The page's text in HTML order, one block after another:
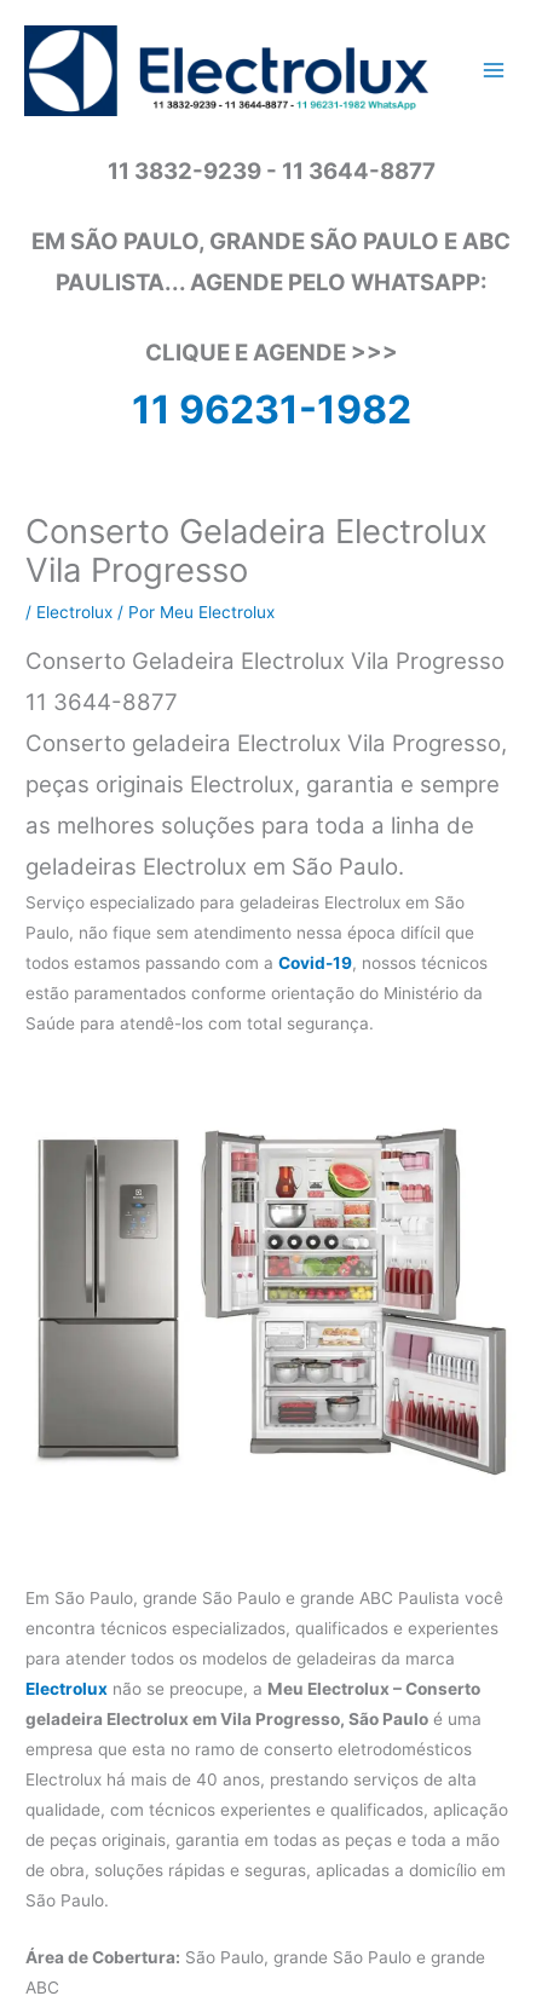
conteúdo
11 3832-9239 - 11 3644-8877
EM SÃO PAULO, GRANDE SÃO PAULO E ABC
PAULISTA... AGENDE PELO WHATSAPP:
CLIQUE E AGENDE >>>
11 96231-1982
Conserto Geladeira Electrolux
Vila Progresso
/ Electrolux / Por Meu Electrolux
Conserto Geladeira Electrolux Vila Progresso
11 3644-8877
Conserto geladeira Electrolux Vila Progresso,
peças originais Electrolux, garantia e sempre
as melhores soluções para toda a linha de
geladeiras Electrolux em São Paulo.
Serviço especializado para geladeiras Electrolux em São
Paulo, não fique sem atendimento nessa época difícil que
todos estamos passando com aCovid-19, nossos técnicos
estão paramentados conforme orientação do Ministério da
Saúde para atendê-los com total segurança.
Em São Paulo, grande São Paulo e grande ABC Paulista você
encontra técnicos especializados, qualificados e experientes
para atender todos os modelos de geladeiras da marca
Electrolux não se preocupe, a Meu Electrolux – Conserto
geladeira Electrolux em Vila Progresso, São Paulo é uma
empresa que esta no ramo de conserto eletrodomésticos
Electrolux há mais de 40 anos, prestando serviços de alta
qualidade, com técnicos experientes e qualificados, aplicação
de peças originais, garantia em todas as peças e toda a mão
de obra, soluções rápidas e seguras, aplicadas a domicílio em
São Paulo.
Área de Cobertura: São Paulo, grande São Paulo e grande
ABC